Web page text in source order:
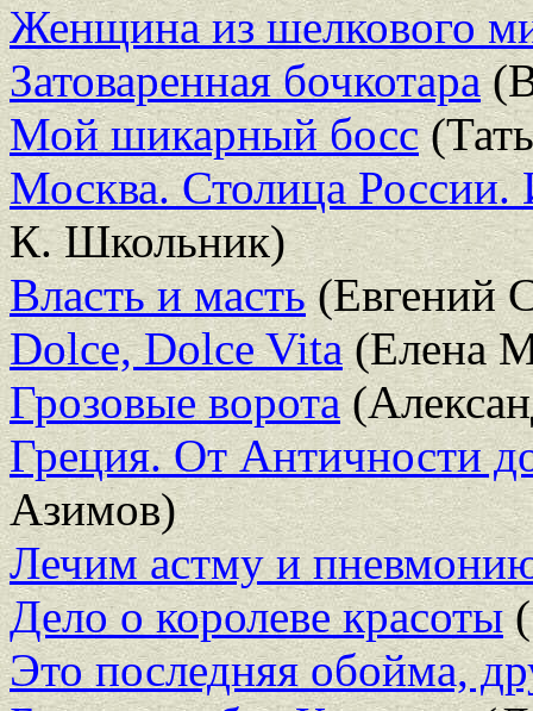
Женщина из шелкового
Затоваренная бочкотара
Мой шикарный босс
Москва. Столица России.
К. Школьник)
Власть и масть(Евгений
Dolce, Dolce Vita(Елена
Грозовые ворота
Греция. От Античности
Азимов)
Лечим астму и пневмонию
Дело о королеве красоты
Это последняя обойма,